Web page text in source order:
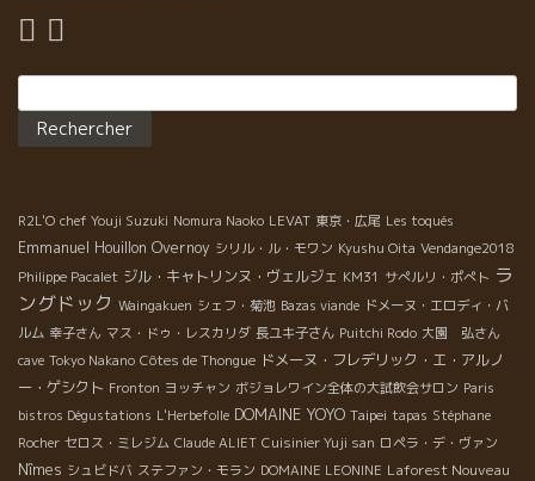
い、感動的なスピーチで二人を未来に導く言葉の数々、 胸に響き
びに来てください。 Nous vous remercions sincèrement de
nous avoir montré un tel merveilleux mariage. ありがとうご
R2L'O chef Youji Suzuki Nomura Naoko LEVAT 東京・広尾 Les toqués
Emmanuel Houillon Overnoy シリル・ル・モワン Kyushu Oita Vendange2018
Philippe Pacalet ジル・キャトリンヌ・ヴェルジェ KM31 サぺルリ・ポぺト ラ
ングドック Waingakuen シェフ・菊池 Bazas viande ドメーヌ・エロディ・バ
ルム 幸子さん マス・ドゥ・レスカリダ 長ユキ子さん Puitchi Rodo 大園 弘さん
cave Tokyo Nakano Côtes de Thongue ドメーヌ・フレデリック・エ・アルノ
ー・ゲシクト Fronton ヨッチャン ボジョレワイン全体の大試飲会サロン Paris
bistros Dégustations L'Herbefolle DOMAINE YOYO Taipei tapas Stéphane
Rocher セロス・ミレジム Claude ALIET Cuisinier Yuji san ロペラ・デ・ヴァン
Nîmes シュビドバ ステファン・モラン DOMAINE LEONINE Laforest Nouveau